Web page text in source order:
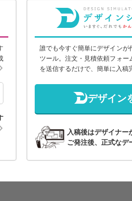
誰でも今すぐ簡単にデザインが
ツール。注文・見積依頼フォー
を送信するだけで、簡単に入稿
デザイン
入稿後はデザイナー
ご発注後、正式なデ